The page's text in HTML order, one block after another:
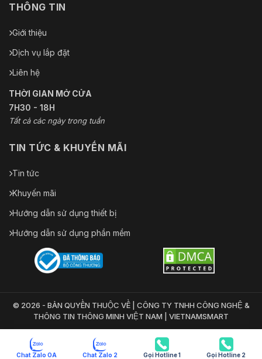
THÔNG TIN
Giới thiệu
Dịch vụ lắp đặt
Liên hệ
THỜI GIAN MỞ CỬA
7H30 - 18H
Tất cả các ngày trong tuần
TIN TỨC & KHUYẾN MÃI
Tin tức
Khuyến mãi
Hướng dẫn sử dụng thiết bị
Hướng dẫn sử dụng phần mềm
© 2026 - BẢN QUYỀN THUỘC VỀ | CÔNG TY TNHH CÔNG NGHỆ &
THÔNG TIN THÔNG MINH VIỆT NAM | VIETNAMSMART
Chat Zalo OA Chat Zalo 2 Gọi Hotline 1 Gọi Hotline 2